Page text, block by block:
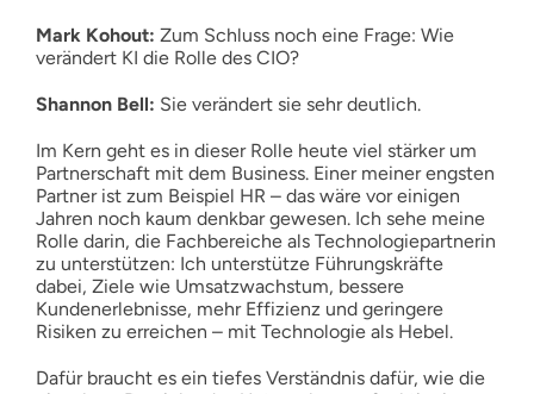
Mark Kohout: Zum Schluss noch eine Frage: Wie
verändert KI die Rolle des CIO?
Shannon Bell: Sie verändert sie sehr deutlich.
Im Kern geht es in dieser Rolle heute viel stärker um
Partnerschaft mit dem Business. Einer meiner engsten
Partner ist zum Beispiel HR – das wäre vor einigen
Jahren noch kaum denkbar gewesen. Ich sehe meine
Rolle darin, die Fachbereiche als Technologiepartnerin
zu unterstützen: Ich unterstütze Führungskräfte
dabei, Ziele wie Umsatzwachstum, bessere
Kundenerlebnisse, mehr Effizienz und geringere
Risiken zu erreichen – mit Technologie als Hebel.
Dafür braucht es ein tiefes Verständnis dafür, wie die